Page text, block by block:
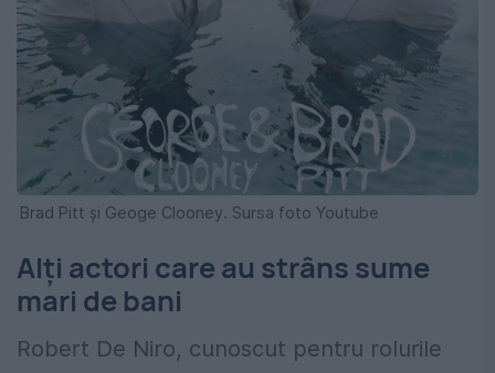
Brad Pitt și Geoge Clooney. Sursa foto Youtube
Alți actori care au strâns sume
mari de bani
Robert De Niro, cunoscut pentru rolurile